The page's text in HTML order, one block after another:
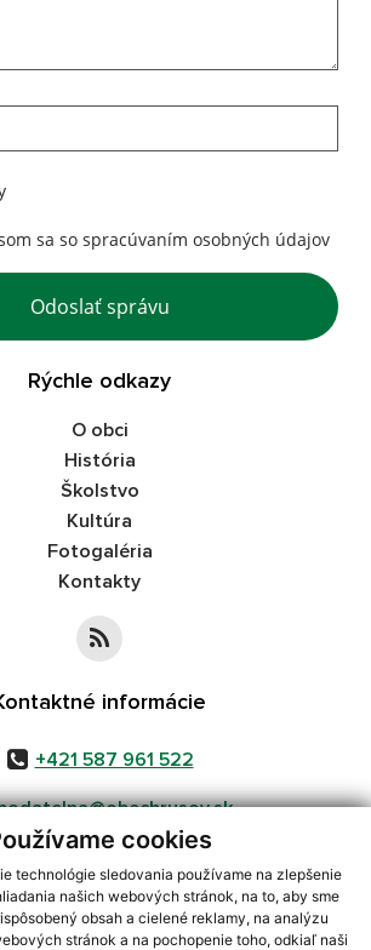
cookies
technológie sledovania používame na zlepšenie
našich webových stránok, na to, aby sme
obsah a cielené reklamy, na analýzu
stránok a na pochopenie toho, odkiaľ naši
sa so spracúvaním osobných údajov
Odoslať správu
Rýchle odkazy
O obci
História
Školstvo
Kultúra
Fotogaléria
Kontakty
informácie
+421 587 961 522
aktuálnych informácií s využitím RSS
systém ECHELON 2,Mapa stránok,web portál